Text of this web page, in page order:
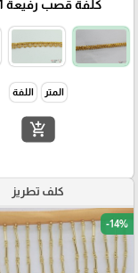
كلفة قصب رفيعة 1 سم
المتر اللفة
add_shopping_cart
كلف تطريز
-14%